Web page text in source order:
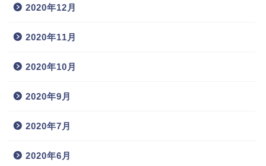
2020年12月
2020年11月
2020年10月
2020年9月
2020年7月
2020年6月